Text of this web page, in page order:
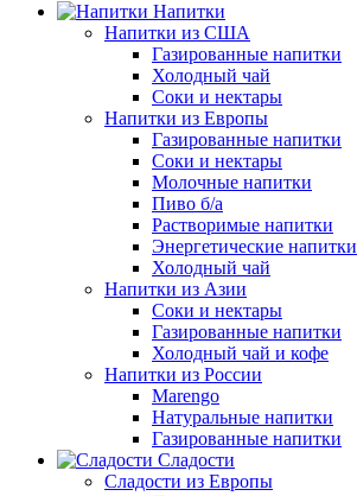
Напитки
Напитки из США
Газированные напитки
Холодный чай
Соки и нектары
Напитки из Европы
Газированные напитки
Соки и нектары
Молочные напитки
Пиво б/а
Растворимые напитки
Энергетические напитки
Холодный чай
Напитки из Азии
Соки и нектары
Газированные напитки
Холодный чай и кофе
Напитки из России
Marengo
Натуральные напитки
Газированные напитки
Сладости
Сладости из Европы